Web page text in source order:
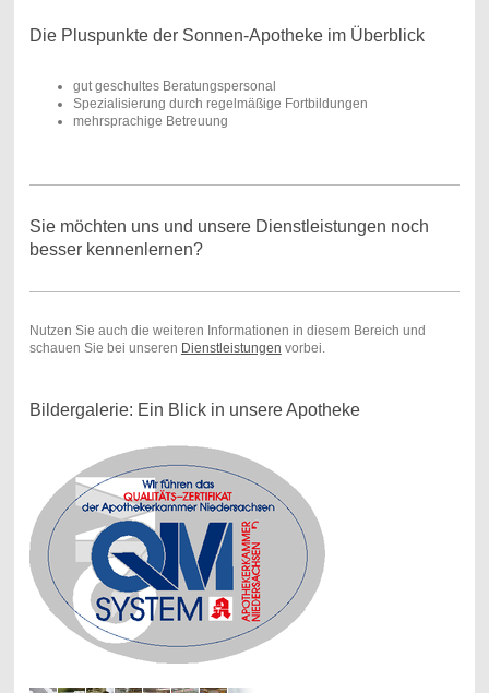
Die Pluspunkte der Sonnen-Apotheke im Überblick
gut geschultes Beratungspersonal
Spezialisierung durch regelmäßige Fortbildungen
mehrsprachige Betreuung
Sie möchten uns und unsere Dienstleistungen noch
besser kennenlernen?
Nutzen Sie auch die weiteren Informationen in diesem Bereich und
schauen Sie bei unseren Dienstleistungen vorbei.
Bildergalerie: Ein Blick in unsere Apotheke